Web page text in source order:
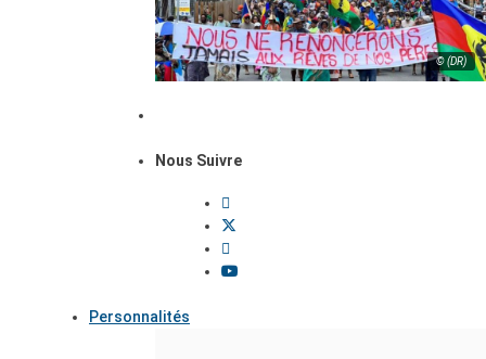
© (DR)
Nous Suivre
Personnalités